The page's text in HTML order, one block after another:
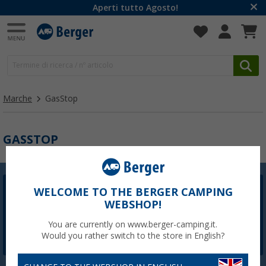
Aperti tutto Agosto!
Marche GasStop
GASSTOP
Newsletter Berger
La registrazione alla newsletter non è attualmente
disponibile. Risolveremo il problema il prima possibile.
WELCOME TO THE BERGER CAMPING
WEBSHOP!
You are currently on www.berger-camping.it.
Would you rather switch to the store in English?